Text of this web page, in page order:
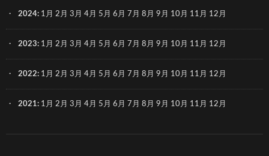
2024: 1月 2月 3月 4月 5月 6月 7月 8月 9月 10月 11月 12月
2023: 1月 2月 3月 4月 5月 6月 7月 8月 9月 10月 11月 12月
2022: 1月 2月 3月 4月 5月 6月 7月 8月 9月 10月 11月 12月
2021: 1月 2月 3月 4月 5月 6月 7月 8月 9月 10月 11月 12月